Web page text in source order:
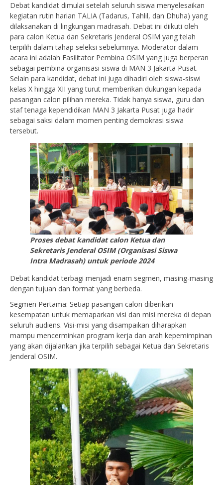
Debat kandidat dimulai setelah seluruh siswa menyelesaikan
kegiatan rutin harian TALIA (Tadarus, Tahlil, dan Dhuha) yang
dilaksanakan di lingkungan madrasah. Debat ini diikuti oleh
para calon Ketua dan Sekretaris Jenderal OSIM yang telah
terpilih dalam tahap seleksi sebelumnya. Moderator dalam
acara ini adalah Fasilitator Pembina OSIM yang juga berperan
sebagai pembina organisasi siswa di MAN 3 Jakarta Pusat.
Selain para kandidat, debat ini juga dihadiri oleh siswa-siswi
kelas X hingga XII yang turut memberikan dukungan kepada
pasangan calon pilihan mereka. Tidak hanya siswa, guru dan
staf tenaga kependidikan MAN 3 Jakarta Pusat juga hadir
sebagai saksi dalam momen penting demokrasi siswa
tersebut.
Proses debat kandidat calon Ketua dan
Sekretaris Jenderal OSIM (Organisasi Siswa
Intra Madrasah) untuk periode 2024
Debat kandidat terbagi menjadi enam segmen, masing-masing
dengan tujuan dan format yang berbeda.
Segmen Pertama: Setiap pasangan calon diberikan
kesempatan untuk memaparkan visi dan misi mereka di depan
seluruh audiens. Visi-misi yang disampaikan diharapkan
mampu mencerminkan program kerja dan arah kepemimpinan
yang akan dijalankan jika terpilih sebagai Ketua dan Sekretaris
Jenderal OSIM.